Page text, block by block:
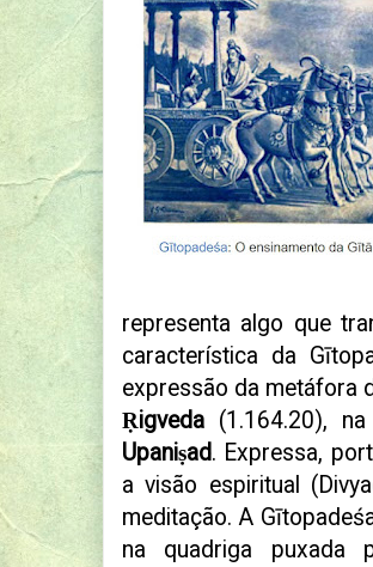
representa algo que
característica da
expressão da metáfora
Ṛigveda (1.164.20), na
Upaniṣad. Expressa,
a visão espiritual
meditação. A
na quadriga puxada